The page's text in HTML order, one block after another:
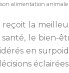
alimentation animale
la
le bien-
en